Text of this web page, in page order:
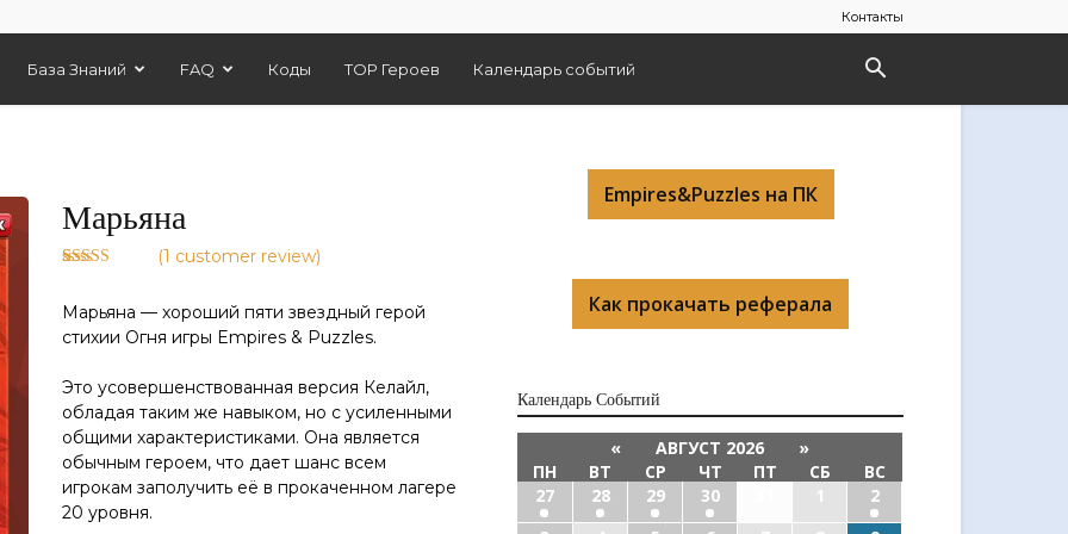
Контакты
База Знаний FAQ Коды TOP Героев Календарь событий
Марьяна
based on
customer
rating
(1 customer review)
Марьяна — хороший пяти звездный герой
стихии Огня игры Empires & Puzzles.
Это усовершенствованная версия Келайл,
обладая таким же навыком, но с усиленными
общими характеристиками. Она является
обычным героем, что дает шанс всем
игрокам заполучить её в прокаченном лагере
20 уровня.
Empires&Puzzles на ПК
Как прокачать реферала
Календарь Cобытий
« АВГУСТ 2026
»
ПН
ВТ СР ЧТ ПТ СБ
ВС
27
28 29 30 1
2